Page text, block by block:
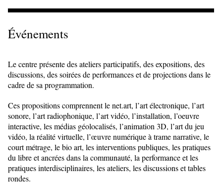
Événements
Le centre présente des ateliers participatifs, des expositions, des
discussions, des soirées de performances et de projections dans le
cadre de sa programmation.
Ces propositions comprennent le net.art, l’art électronique, l’art
sonore, l’art radiophonique, l’art vidéo, l’installation, l’oeuvre
interactive, les médias géolocalisés, l’animation 3D, l’art du jeu
vidéo, la réalité virtuelle, l’œuvre numérique à trame narrative, le
court métrage, le bio art, les interventions publiques, les pratiques
du libre et ancrées dans la communauté, la performance et les
pratiques interdisciplinaires, les ateliers, les discussions et tables
rondes.